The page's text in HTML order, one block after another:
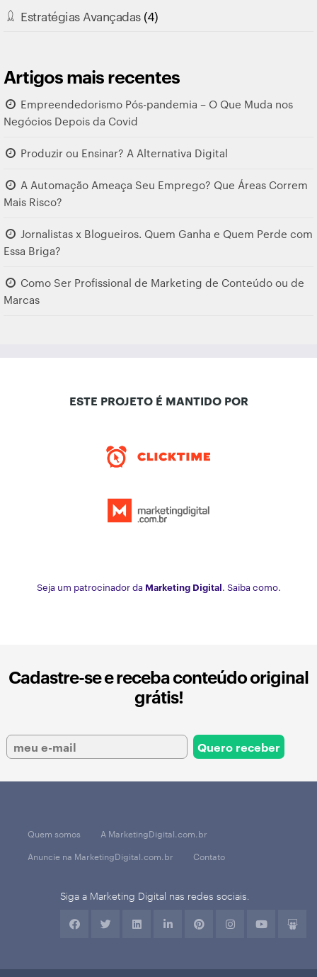
Estratégias Avançadas(4)
Artigos mais recentes
Empreendedorismo Pós-pandemia – O Que Muda nos
Negócios Depois da Covid
Produzir ou Ensinar? A Alternativa Digital
A Automação Ameaça Seu Emprego? Que Áreas Correm
Mais Risco?
Jornalistas x Blogueiros. Quem Ganha e Quem Perde com
Essa Briga?
Como Ser Profissional de Marketing de Conteúdo ou de
Marcas
ESTE PROJETO É MANTIDO POR
Seja um patrocinador da Marketing Digital. Saiba como.
Cadastre-se e receba conteúdo original
grátis!
Quem somos
A MarketingDigital.com.br
Anuncie na MarketingDigital.com.br
Contato
Siga a Marketing Digital nas redes sociais.